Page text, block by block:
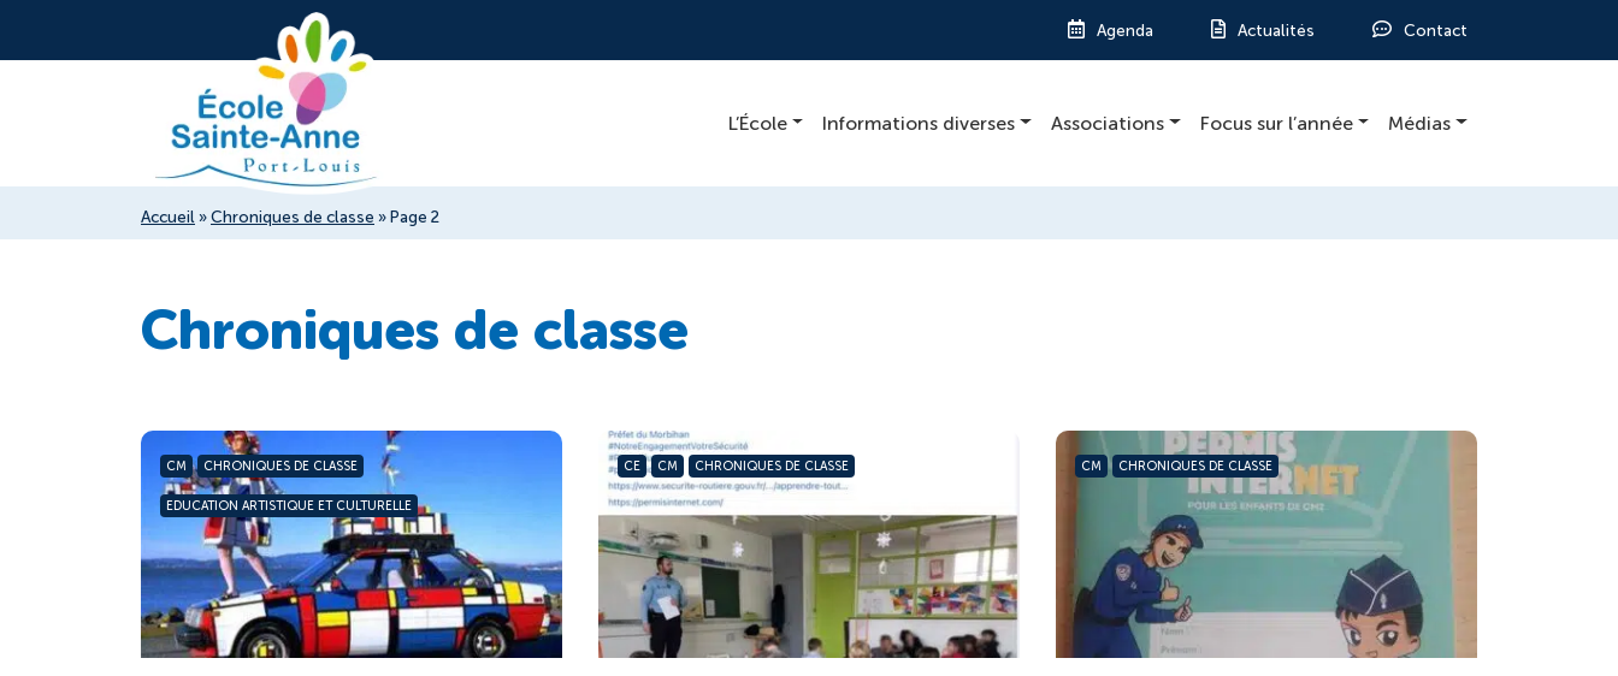
Agenda Actualités Contact
L’École Informations diverses Associations Focus sur l’année Médias
Accueil » Chroniques de classe » Page 2
Chroniques de classe
CM CHRONIQUES DE CLASSE
EDUCATION ARTISTIQUE ET CULTURELLE
CE CM CHRONIQUES DE CLASSE CM CHRONIQUES DE CLASSE